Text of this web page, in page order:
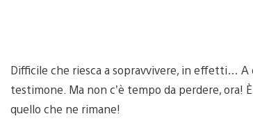
Difficile che riesca a sopravvivere, in effetti…
testimone. Ma non c’è tempo da perdere, ora!
quello che ne rimane!